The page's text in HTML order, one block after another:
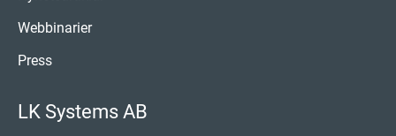
Webbinarier
Press
LK Systems AB